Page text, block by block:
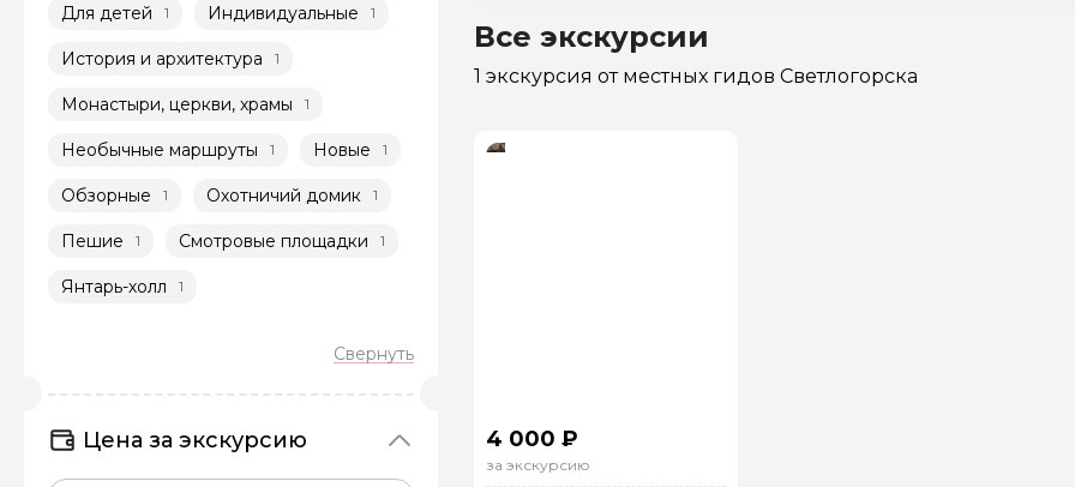
Для детей 1 Индивидуальные 1
История и архитектура 1
Монастыри, церкви, храмы 1
Необычные маршруты 1 Новые 1
Обзорные 1 Охотничий домик 1
Пешие 1 Смотровые площадки 1
Янтарь-холл 1
Цена за экскурсию
Все экскурсии
1 экскурсия от местных гидов Светлогорска
4 000 ₽
за экскурсию